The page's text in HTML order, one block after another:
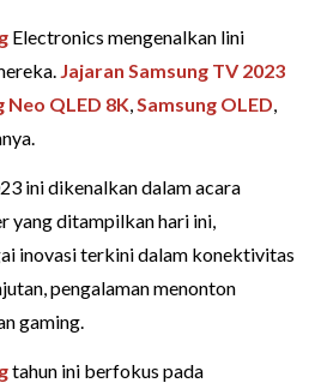
Electronics mengenalkan lini
Jajaran Samsung TV 2023
Neo QLED 8K,Samsung OLED,
ini dikenalkan dalam acara
yang ditampilkan hari ini,
inovasi terkini dalam konektivitas
pengalaman menonton
gaming.
tahun ini berfokus pada